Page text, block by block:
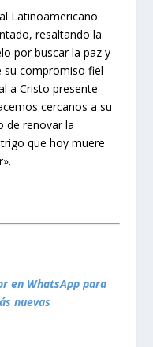
Latinoamericano
resaltando la
por buscar la paz y
su compromiso fiel
a Cristo presente
cercanos a su
de renovar la
que hoy muere
en WhatsApp para
nuevas